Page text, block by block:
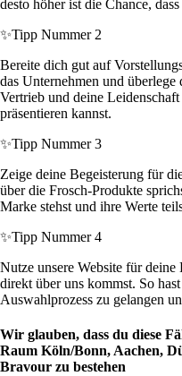
desto höher ist die Chance,
✨Tipp Nummer 2
Bereite dich gut auf
das Unternehmen und
Vertrieb und deine
präsentieren kannst.
✨Tipp Nummer 3
Zeige deine Begeisterung für
über die Frosch-Produkte
Marke stehst und ihre Werte
✨Tipp Nummer 4
Nutze unsere Website für
direkt über uns kommst. So
Auswahlprozess zu gelangen
Wir glauben, dass du diese
Raum Köln/Bonn, Aachen,
Bravour zu bestehen